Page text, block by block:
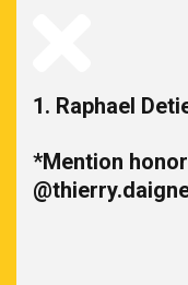
1. Raphael
*Mention